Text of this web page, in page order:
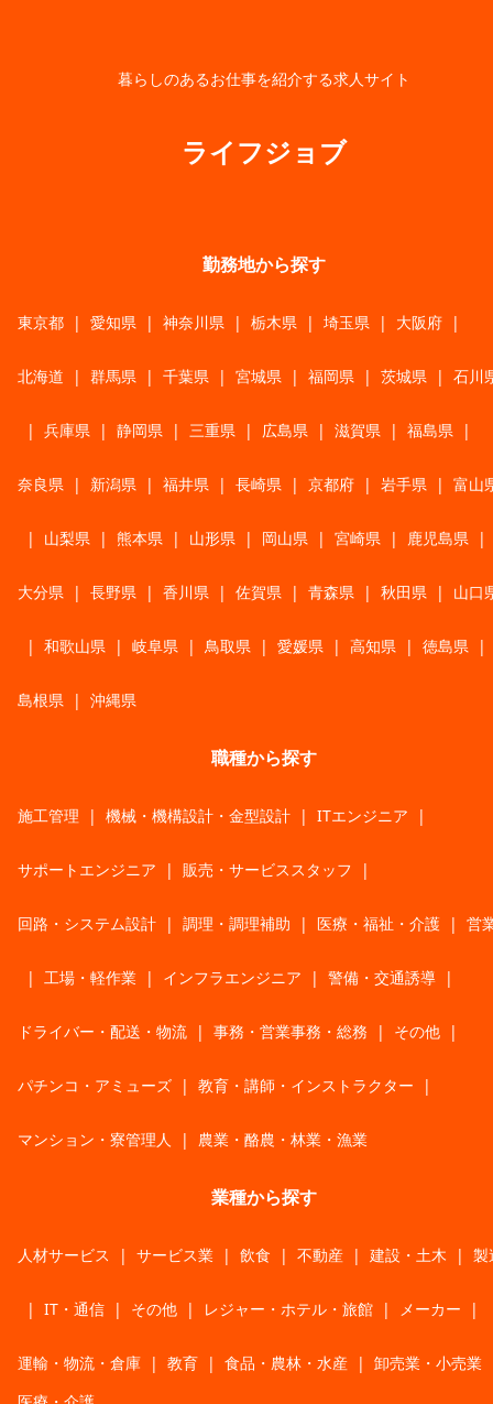
暮らしのあるお仕事を紹介する求人サイト
ライフジョブ
勤務地から探す
東京都 | 愛知県 | 神奈川県 | 栃木県 | 埼玉県 | 大阪府 |
北海道 | 群馬県 | 千葉県 | 宮城県 | 福岡県 | 茨城県 | 石川
| 兵庫県 | 静岡県 | 三重県 | 広島県 | 滋賀県 | 福島県 |
奈良県 | 新潟県 | 福井県 | 長崎県 | 京都府 | 岩手県 | 富山
| 山梨県 | 熊本県 | 山形県 | 岡山県 | 宮崎県 | 鹿児島県 |
大分県 | 長野県 | 香川県 | 佐賀県 | 青森県 | 秋田県 | 山口
| 和歌山県 | 岐阜県 | 鳥取県 | 愛媛県 | 高知県 | 徳島県 |
島根県 | 沖縄県
職種から探す
施工管理 | 機械・機構設計・金型設計 | ITエンジニア |
サポートエンジニア | 販売・サービススタッフ |
回路・システム設計 | 調理・調理補助 | 医療・福祉・介護 | 営
| 工場・軽作業 | インフラエンジニア | 警備・交通誘導 |
ドライバー・配送・物流 | 事務・営業事務・総務 | その他 |
パチンコ・アミューズ | 教育・講師・インストラクター |
マンション・寮管理人 | 農業・酪農・林業・漁業
業種から探す
人材サービス | サービス業 | 飲食 | 不動産 | 建設・土木 | 製
| IT・通信 | その他 | レジャー・ホテル・旅館 | メーカー |
運輸・物流・倉庫 | 教育 | 食品・農林・水産 | 卸売業・小売業